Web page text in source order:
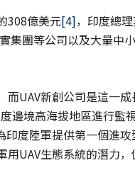
308億美元[4]，印度總
集團等公司以及大量中
UAV新創公司是這一
邊境高海拔地區進行監
度陸軍提供第一個進攻
UAV生態系統的潛力